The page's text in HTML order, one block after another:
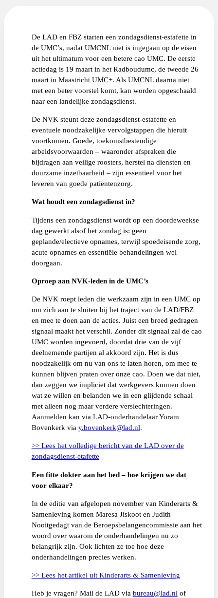
De LAD en FBZ starten een zondagsdienst-estafette in
de UMC’s, nadat UMCNL niet is ingegaan op de eisen
uit het ultimatum voor een betere cao UMC. De eerste
actiedag is 19 maart in het Radboudumc, de tweede 26
maart in Maastricht UMC+. Als UMCNL daarna niet
met een beter voorstel komt, kan worden opgeschaald
naar een landelijke zondagsdienst.
De NVK steunt deze zondagsdienst-estafette en
eventuele noodzakelijke vervolgstappen die hieruit
voortkomen. Goede, toekomstbestendige
arbeidsvoorwaarden – waaronder afspraken die
bijdragen aan veilige roosters, herstel na diensten en
duurzame inzetbaarheid – zijn essentieel voor het
leveren van goede patiëntenzorg.
Wat houdt een zondagsdienst in?
Tijdens een zondagsdienst wordt op een doordeweekse
dag gewerkt alsof het zondag is: geen
geplande/electieve opnames, terwijl spoedeisende zorg,
acute opnames en essentiële behandelingen wel
doorgaan.
Oproep aan NVK-leden in de UMC’s
De NVK roept leden die werkzaam zijn in een UMC op
om zich aan te sluiten bij het traject van de LAD/FBZ
en mee te doen aan de acties. Juist een breed gedragen
signaal maakt het verschil. Zonder dit signaal zal de cao
UMC worden ingevoerd, doordat drie van de vijf
deelnemende partijen al akkoord zijn. Het is dus
noodzakelijk om nu van ons te laten horen, om mee te
kunnen blijven praten over onze cao. Doen we dat niet,
dan zeggen we impliciet dat werkgevers kunnen doen
wat ze willen en belanden we in een glijdende schaal
met alleen nog maar verdere verslechteringen.
Aanmelden kan via LAD-onderhandelaar Yoram
Bovenkerk via y.bovenkerk@lad.nl.
>> Lees het volledige bericht van de LAD over de
zondagsdienst-etafette
Een fitte dokter aan het bed – hoe krijgen we dat
voor elkaar?
In de editie van afgelopen november van Kinderarts &
Samenleving komen Maresa Jiskoot en Judith
Nooitgedagt van de Beroepsbelangencommissie aan het
woord over waarom de onderhandelingen nu zo
belangrijk zijn. Ook lichten ze toe hoe deze
onderhandelingen precies werken.
>> Lees het artikel uit Kinderarts & Samenleving
Heb je vragen? Mail de LAD via bureau@lad.nlof